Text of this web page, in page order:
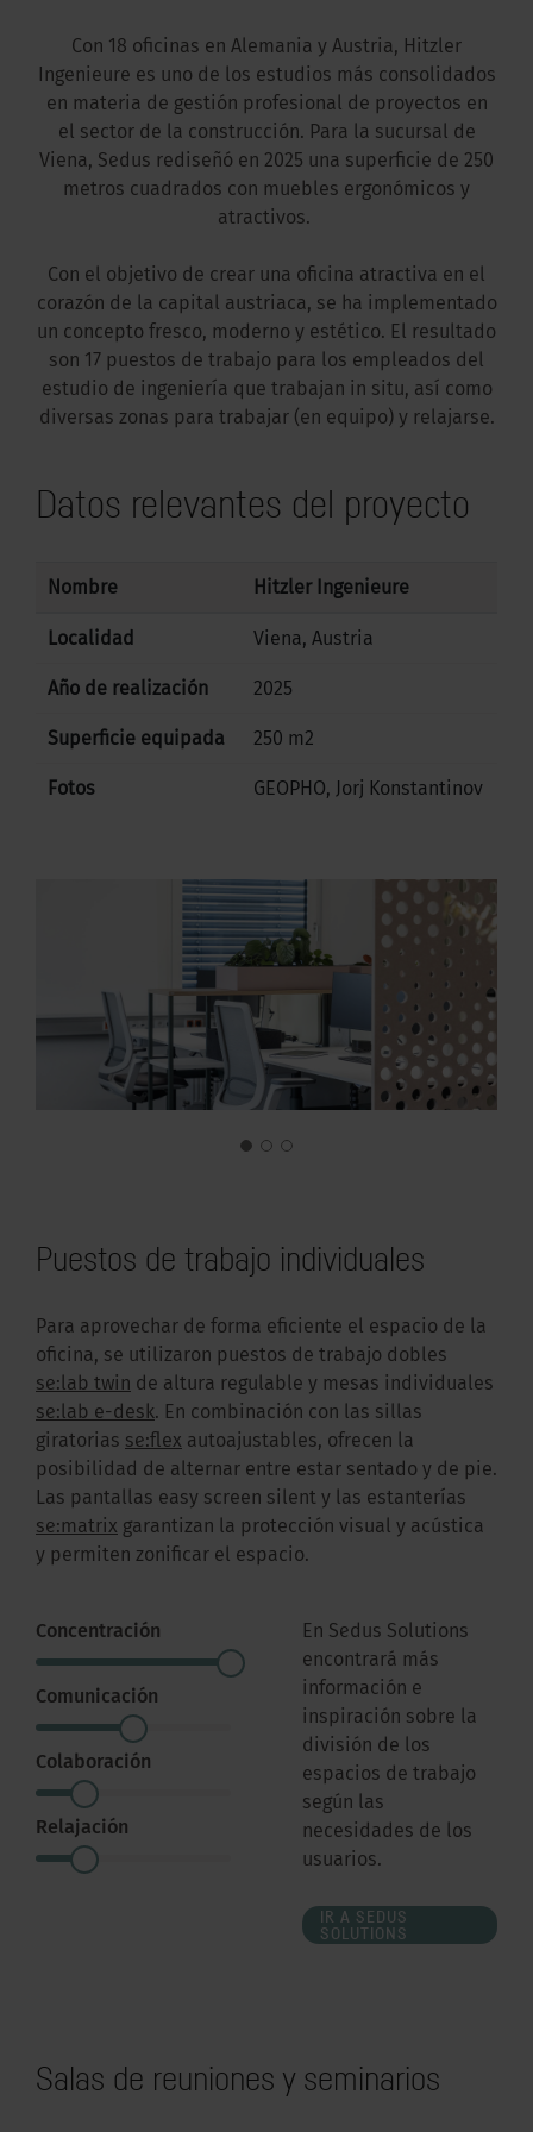
Con 18 oficinas en Alemania y Austria, Hitzler
Ingenieure es uno de los estudios más consolidados
en materia de gestión profesional de proyectos en
el sector de la construcción. Para la sucursal de
Viena, Sedus rediseñó en 2025 una superficie de 250
metros cuadrados con muebles ergonómicos y
atractivos.
Con el objetivo de crear una oficina atractiva en el
corazón de la capital austriaca, se ha implementado
un concepto fresco, moderno y estético. El resultado
son 17 puestos de trabajo para los empleados del
estudio de ingeniería que trabajan in situ, así como
diversas zonas para trabajar (en equipo) y relajarse.
Datos relevantes del proyecto
Nombre Hitzler Ingenieure
Localidad Viena, Austria
Año de realización 2025
Superficie equipada 250 m2
Fotos GEOPHO, Jorj Konstantinov
Puestos de trabajo individuales
Para aprovechar de forma eficiente el espacio de la
oficina, se utilizaron puestos de trabajo dobles
se:lab twin de altura regulable y mesas individuales
se:lab e-desk. En combinación con las sillas
giratorias se:flex autoajustables, ofrecen la
posibilidad de alternar entre estar sentado y de pie.
Las pantallas easy screen silent y las estanterías
se:matrix garantizan la protección visual y acústica
y permiten zonificar el espacio.
Concentración
Comunicación
Colaboración
Relajación
En Sedus Solutions
encontrará más
información e
inspiración sobre la
división de los
espacios de trabajo
según las
necesidades de los
usuarios.
IR A SEDUS
SOLUTIONS
Salas de reuniones y seminarios